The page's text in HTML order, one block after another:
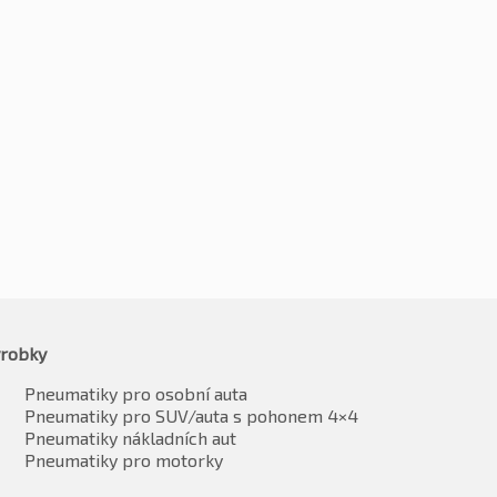
86T
Pneumatiky pro osobní auta
Pneumatiky pro SUV/auta s pohonem 4×4
Pneumatiky nákladních aut
Pneumatiky pro motorky